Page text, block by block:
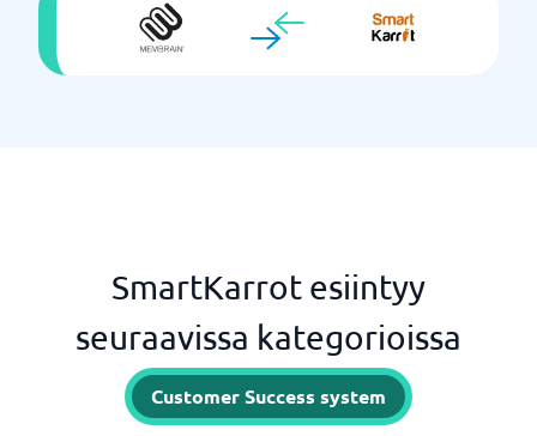
SmartKarrot esiintyy
seuraavissa kategorioissa
Customer Success system